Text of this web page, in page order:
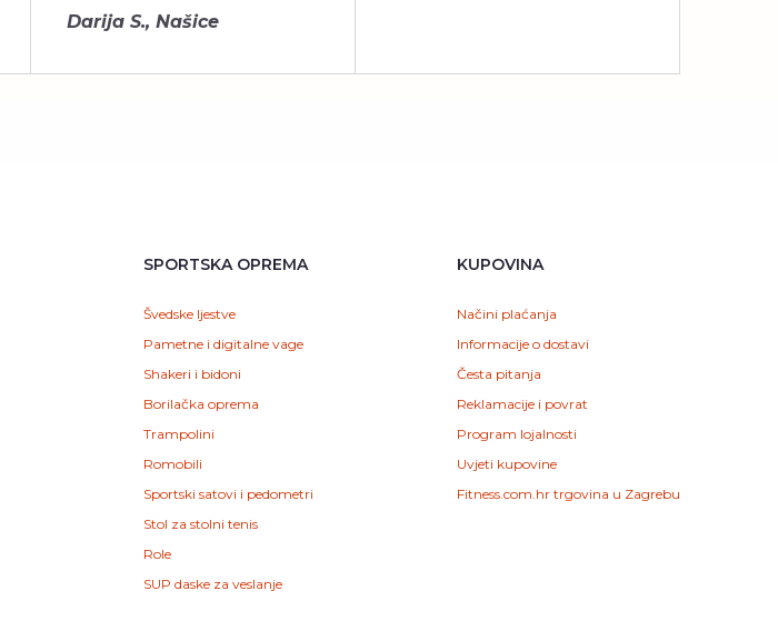
Darija S., Našice
SPORTSKA OPREMA
Švedske ljestve
Pametne i digitalne vage
Shakeri i bidoni
Borilačka oprema
Trampolini
Romobili
Sportski satovi i pedometri
Stol za stolni tenis
Role
SUP daske za veslanje
KUPOVINA
Načini plaćanja
Informacije o dostavi
Česta pitanja
Reklamacije i povrat
Program lojalnosti
Uvjeti kupovine
Fitness.com.hr trgovina u Zagrebu